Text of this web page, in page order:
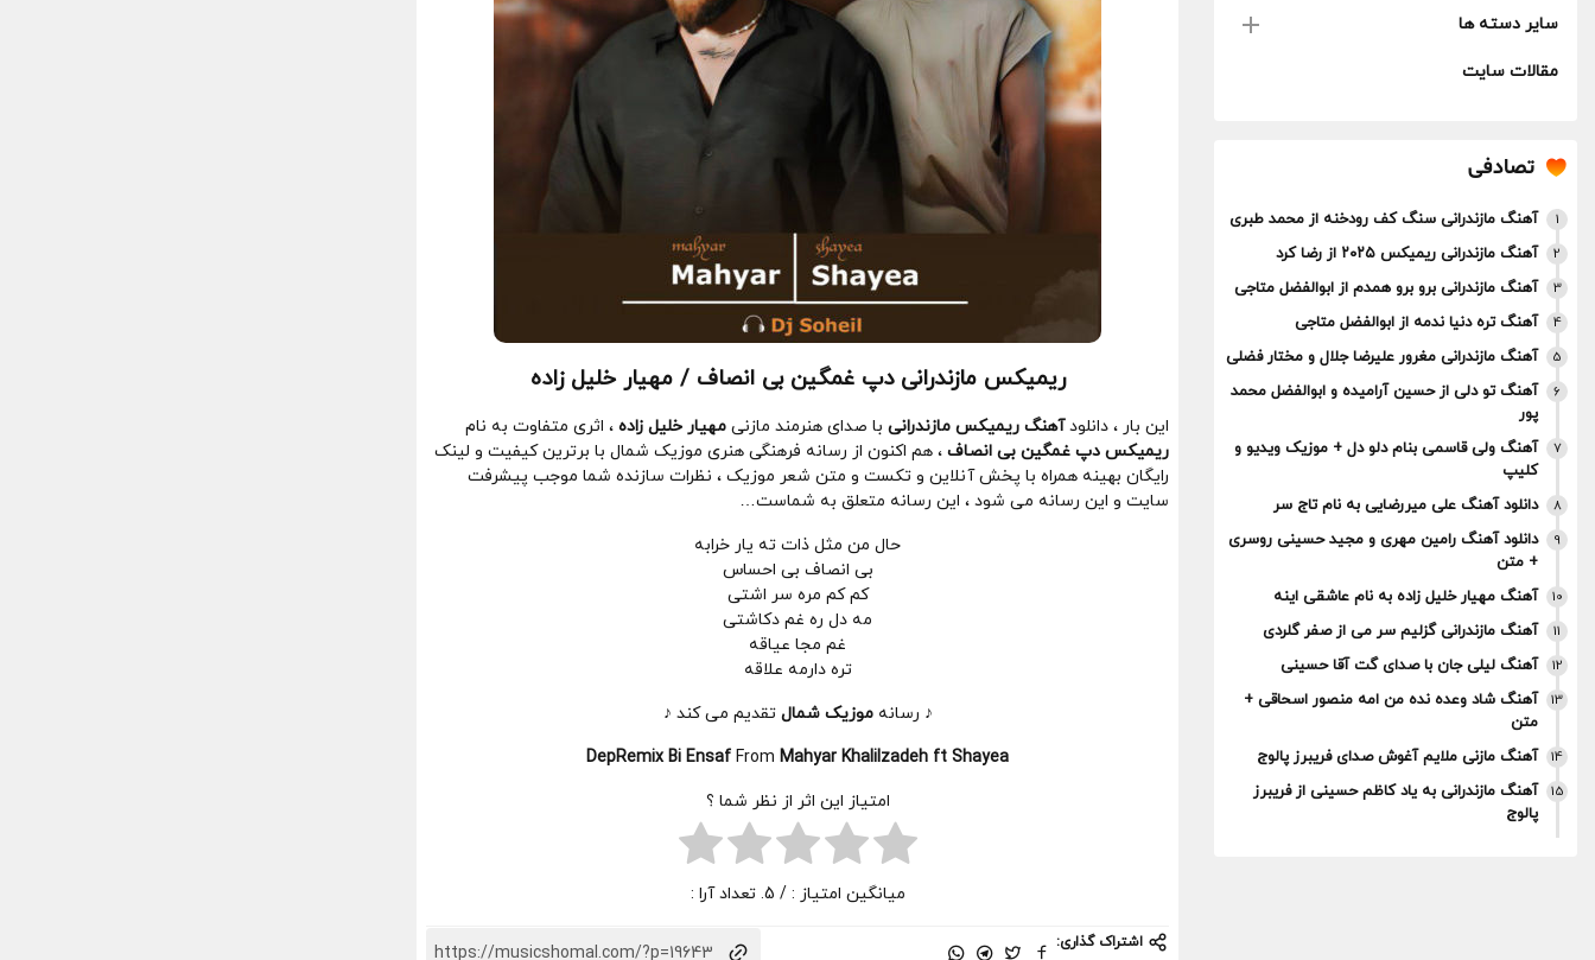
سایر دسته ها
مقالات سایت
تصادفی
1 آهنگ مازندرانی سنگ کف رودخنه از محمد طبری
2 آهنگ مازندرانی ریمیکس ۲۰۲۵ از رضا کرد
3 آهنگ مازندرانی برو برو همدم از ابوالفضل متاجی
4 آهنگ تره دنیا ندمه از ابوالفضل متاجی
5 آهنگ مازندرانی مغرور علیرضا جلال و مختار فضلی
6
آهنگ تو دلی از حسین آرامیده و ابوالفضل محمد
پور
7
آهنگ ولی قاسمی بنام دلو دل + موزیک ویدیو و
کلیپ
8 دانلود آهنگ علی میررضایی به نام تاج سر
9
دانلود آهنگ رامین مهری و مجید حسینی روسری
+ متن
10 آهنگ مهیار خلیل زاده به نام عاشقی اینه
11 آهنگ مازندرانی گزلیم سر می از صفر گلردی
12 آهنگ لیلی جان با صدای گت آقا حسینی
13
آهنگ شاد وعده نده من امه منصور اسحاقی +
متن
14 آهنگ مازنی ملایم آغوش صدای فریبرز پالوج
15
آهنگ مازندرانی به یاد کاظم حسینی از فریبرز
پالوج
ریمیکس مازندرانی دپ غمگین بی انصاف / مهیار خلیل زاده
این بار ، دانلودآهنگ ریمیکس مازندرانی با صدای هنرمند مازنی مهیار خلیل زاده ، اثری متفاوت به نام
ریمیکس دپ غمگین بی انصاف ، هم اکنون از رسانه فرهنگی هنری موزیک شمال با برترین کیفیت و لینک
رایگان بهینه همراه با پخش آنلاین و تکست و متن شعر موزیک ، نظرات سازنده شما موجب پیشرفت
سایت و این رسانه می شود ، این رسانه متعلق به شماست…
حال من مثل ذات ته یار خرابه
بی انصاف بی احساس
کم کم مره سر اشتی
مه دل ره غم دکاشتی
غم مجا عیاقه
تره دارمه علاقه
♪ رسانهموزیک شمال تقدیم می کند ♪
DepRemix Bi Ensaf From Mahyar Khalilzadeh ft Shayea
امتیاز این اثر از نظر شما ؟
میانگین امتیاز :/ 5. تعداد آرا :
اشتراک گذاری: